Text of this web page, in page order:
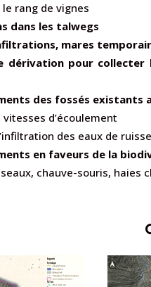
rang de vignes
dans les talwegs
mares
dérivation pour collecter
des fossés existants
d’écoulement
des eaux de
en faveurs de la
chauve-souris, haies